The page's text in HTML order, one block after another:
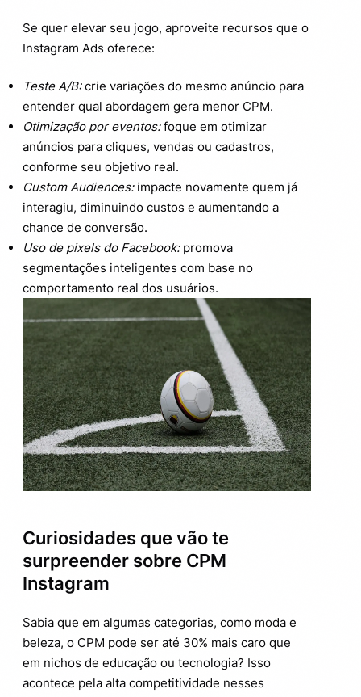
Se quer elevar seu jogo, aproveite recursos que o
Instagram Ads oferece:
Teste A/B:crie variações do mesmo anúncio para
entender qual abordagem gera menor CPM.
Otimização por eventos:foque em otimizar
anúncios para cliques, vendas ou cadastros,
conforme seu objetivo real.
Custom Audiences:impacte novamente quem já
interagiu, diminuindo custos e aumentando a
chance de conversão.
Uso de pixels do Facebook:promova
segmentações inteligentes com base no
comportamento real dos usuários.
Curiosidades que vão te
surpreender sobre CPM
Instagram
Sabia que em algumas categorias, como moda e
beleza, o CPM pode ser até 30% mais caro que
em nichos de educação ou tecnologia? Isso
acontece pela alta competitividade nesses